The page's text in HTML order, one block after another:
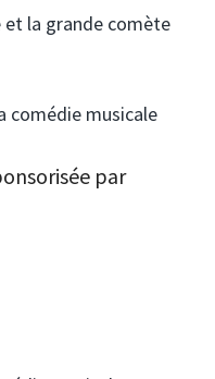
et la grande comète
comédie musicale
par